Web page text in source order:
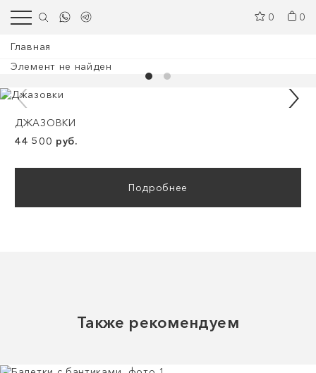
0 0
Главная
Элемент не найден
ДЖАЗОВКИ
44 500 руб.
Подробнее
Также рекомендуем